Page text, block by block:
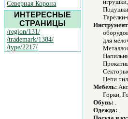
Северная Корона
ИНТЕРЕСНЫЕ
СТРАНИЦЫ
/region/131/
/trademark/1384/
/type/2217/
для
Цепи
Мебель:
Горки,
Обувь: .
Одежда: .